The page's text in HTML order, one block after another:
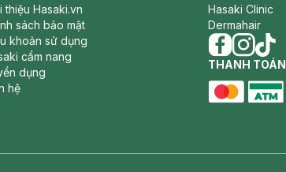
thiệu Hasaki.vn
sách bảo mật
khoản sử dụng
cẩm nang
dụng
hệ
Hasaki Clinic
Dermahair
facebook
instagram
tiktok
THANH TOÁN